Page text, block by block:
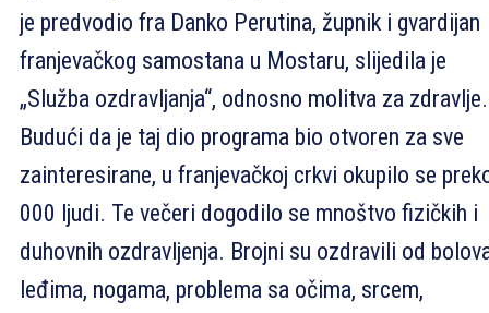
je predvodio fra Danko Perutina, župnik i gvardijan
franjevačkog samostana u Mostaru, slijedila je
„Služba ozdravljanja“, odnosno molitva za zdravlje.
Budući da je taj dio programa bio otvoren za sve
zainteresirane, u franjevačkoj crkvi okupilo se
000 ljudi. Te večeri dogodilo se mnoštvo fizičkih i
duhovnih ozdravljenja. Brojni su ozdravili od
leđima, nogama, problema sa očima, srcem,